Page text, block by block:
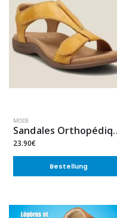
MODE
Sandales
23.90€
Bestellung